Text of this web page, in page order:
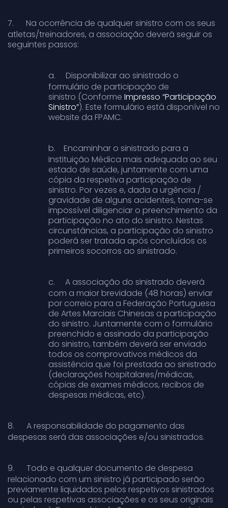
7.
Na ocorrência de qualquer sinistro com os seus
atletas/treinadores, a associação deverá seguir os
seguintes passos:
a.
Disponibilizar ao sinistrado o
formulário de participação de
sinistro (Conforme Impresso “Participação
Sinistro”). Este formulário está disponível no
website da FPAMC.
b.
Encaminhar o sinistrado para a
Instituição Médica mais adequada ao seu
estado de saúde, juntamente com uma
cópia da respetiva participação de
sinistro. Por vezes e, dada a urgência /
gravidade de alguns acidentes, torna-se
impossível diligenciar o preenchimento da
participação no ato do sinistro. Nestas
circunstâncias, a participação do sinistro
poderá ser tratada após concluídos os
primeiros socorros ao sinistrado.
c.
A associação do sinistrado deverá
com a maior brevidade (48 horas) enviar
por correio para a Federação Portuguesa
de Artes Marciais Chinesas a participação
do sinistro. Juntamente com o formulário
preenchido e assinado da participação
do sinistro, também deverá ser enviado
todos os comprovativos médicos da
assistência que foi prestada ao sinistrado
(declarações hospitalares/médicas,
cópias de exames médicos, recibos de
despesas médicas, etc).
8.
A responsabilidade do pagamento das
despesas será das associações e/ou sinistrados.
9.
Todo e qualquer documento de despesa
relacionado com um sinistro já participado serão
previamente liquidados pelos respetivos sinistrados
ou pelas respetivas associações e os seus originais